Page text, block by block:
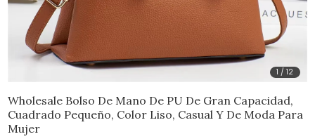
1 /12
Wholesale Bolso De Mano De PU De Gran Capacidad,
Cuadrado Pequeño, Color Liso, Casual Y De Moda Para
Mujer